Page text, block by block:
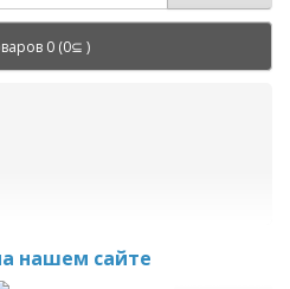
0 (0⊆ )
нашем сайте